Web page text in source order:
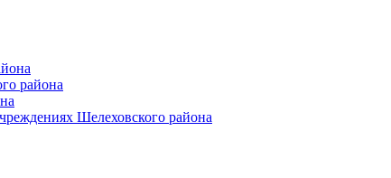
района
Шелеховского района